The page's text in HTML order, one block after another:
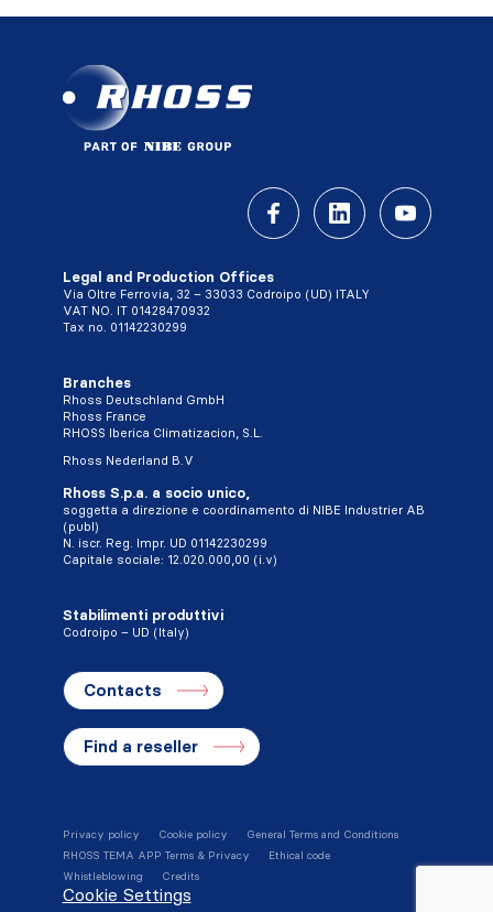
Legal and Production Offices
Via Oltre Ferrovia, 32 – 33033 Codroipo (UD) ITALY
VAT NO. IT 01428470932
Tax no. 01142230299
Branches
Rhoss Deutschland GmbH
Rhoss France
RHOSS Iberica Climatizacion, S.L.
Rhoss Nederland B.V
Rhoss S.p.a. a socio unico,
soggetta a direzione e coordinamento di NIBE Industrier AB
(publ)
N. iscr. Reg. Impr. UD 01142230299
Capitale sociale: 12.020.000,00 (i.v)
Stabilimenti produttivi
Codroipo – UD (Italy)
Contacts
Find a reseller
Privacy policy Cookie policy
General Terms and Conditions
RHOSS TEMA APP Terms & Privacy
Ethical code
Whistleblowing
Credits
Cookie Settings